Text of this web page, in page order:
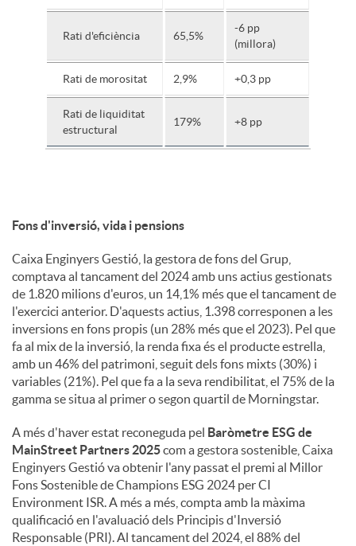
Rati d'eficiència 65,5%
-6 pp
(millora)
Rati de morositat 2,9% +0,3 pp
Rati de liquiditat
estructural
179% +8 pp
Fons d'inversió, vida i pensions
Caixa Enginyers Gestió, la gestora de fons del Grup,
comptava al tancament del 2024 amb uns actius gestionats
de 1.820 milions d'euros, un 14,1% més que el tancament de
l'exercici anterior. D'aquests actius, 1.398 corresponen a les
inversions en fons propis (un 28% més que el 2023). Pel que
fa al mix de la inversió, la renda fixa és el producte estrella,
amb un 46% del patrimoni, seguit dels fons mixts (30%) i
variables (21%). Pel que fa a la seva rendibilitat, el 75% de la
gamma se situa al primer o segon quartil de Morningstar.
A més d'haver estat reconeguda pel Baròmetre ESG de
MainStreet Partners 2025com a gestora sostenible, Caixa
Enginyers Gestió va obtenir l'any passat el premi al Millor
Fons Sostenible de Champions ESG 2024 per CI
Environment ISR. A més a més, compta amb la màxima
qualificació en l'avaluació dels Principis d'Inversió
Responsable (PRI). Al tancament del 2024, el 88% del